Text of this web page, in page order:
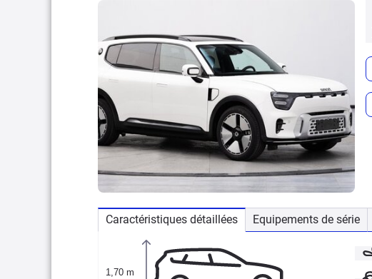
Caractéristiques détaillées Equipements de série
1,70 m